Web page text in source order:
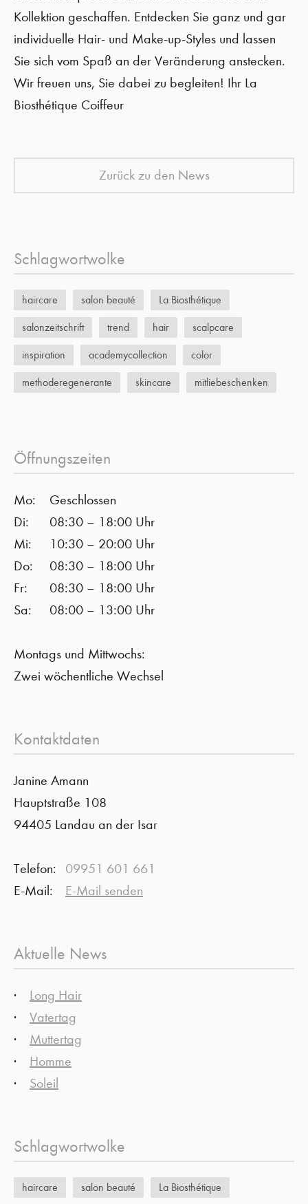
Kollektion geschaffen. Entdecken Sie ganz und gar
individuelle Hair- und Make-up-Styles und lassen
Sie sich vom Spaß an der Veränderung anstecken.
Wir freuen uns, Sie dabei zu begleiten! Ihr La
Biosthétique Coiffeur
Zurück zu den News
Schlagwortwolke
haircare salon beauté La Biosthétique
salonzeitschrift trend hair scalpcare
inspiration academycollection color
methoderegenerante skincare mitliebeschenken
Öffnungszeiten
Mo:
Geschlossen
Di:
08:30 – 18:00 Uhr
Mi:
10:30 – 20:00 Uhr
Do:
08:30 – 18:00 Uhr
Fr:
08:30 – 18:00 Uhr
Sa:
08:00 – 13:00 Uhr
Montags und Mittwochs:
Zwei wöchentliche Wechsel
Kontaktdaten
Janine Amann
Hauptstraße 108
94405 Landau an der Isar
Telefon:
09951 601 661
E-Mail:
E-Mail senden
Aktuelle News
Long Hair
Vatertag
Muttertag
Homme
Soleil
Schlagwortwolke
haircare salon beauté La Biosthétique